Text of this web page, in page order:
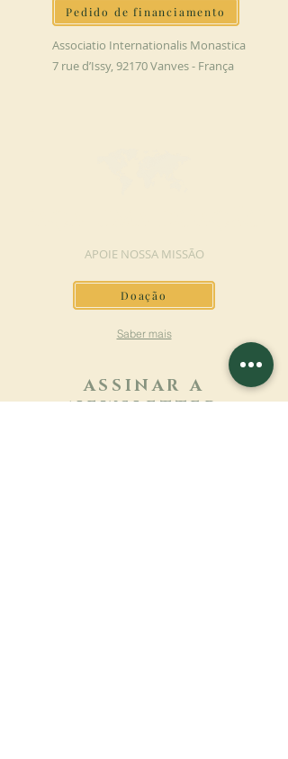
Pedido de financiamento
Associatio Internationalis Monastica
7 rue d’Issy, 92170 Vanves - França
APOIE NOSSA MISSÃO
Doação
Saber mais
ASSINAR A
NEWSLETTER